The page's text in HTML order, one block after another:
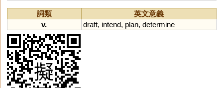
詞類
英文意義
v.
draft, intend, plan, determine